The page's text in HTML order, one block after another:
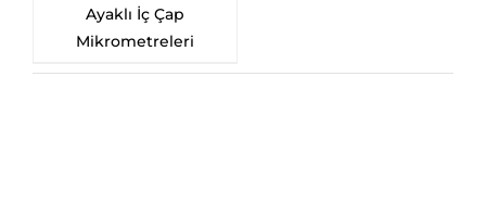
Ayaklı İç Çap
Mikrometreleri